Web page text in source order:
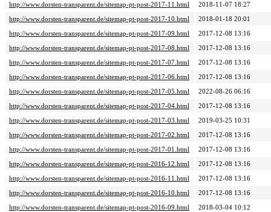
http://www.dorsten-transparent.de/sitemap-pt-post-2017-11.html
2018-11-07 18:27
http://www.dorsten-transparent.de/sitemap-pt-post-2017-10.html
2018-01-18 20:01
http://www.dorsten-transparent.de/sitemap-pt-post-2017-09.html
2017-12-08 13:16
http://www.dorsten-transparent.de/sitemap-pt-post-2017-08.html
2017-12-08 13:16
http://www.dorsten-transparent.de/sitemap-pt-post-2017-07.html
2017-12-08 13:16
http://www.dorsten-transparent.de/sitemap-pt-post-2017-06.html
2017-12-08 13:16
http://www.dorsten-transparent.de/sitemap-pt-post-2017-05.html
2022-08-26 06:16
http://www.dorsten-transparent.de/sitemap-pt-post-2017-04.html
2017-12-08 13:16
http://www.dorsten-transparent.de/sitemap-pt-post-2017-03.html
2019-03-25 10:31
http://www.dorsten-transparent.de/sitemap-pt-post-2017-02.html
2017-12-08 13:16
http://www.dorsten-transparent.de/sitemap-pt-post-2017-01.html
2017-12-08 13:16
http://www.dorsten-transparent.de/sitemap-pt-post-2016-12.html
2017-12-08 13:16
http://www.dorsten-transparent.de/sitemap-pt-post-2016-11.html
2017-12-08 13:16
http://www.dorsten-transparent.de/sitemap-pt-post-2016-10.html
2017-12-08 13:16
http://www.dorsten-transparent.de/sitemap-pt-post-2016-09.html
2018-03-04 10:12